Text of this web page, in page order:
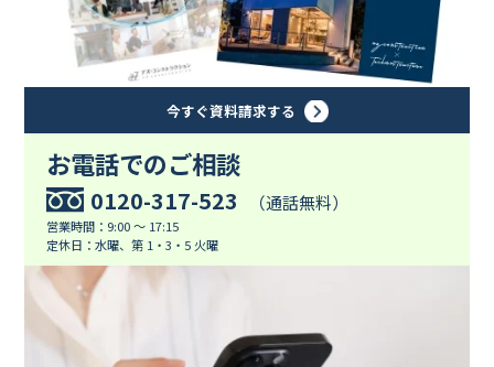
今すぐ資料請求する
お電話でのご相談
0120-317-523 （通話無料）
営業時間：9:00 ～ 17:15
定休日：水曜、第 1・3・5 火曜